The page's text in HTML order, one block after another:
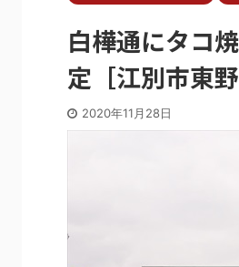
白樺通にタコ
定［江別市東野
2020年11月28日